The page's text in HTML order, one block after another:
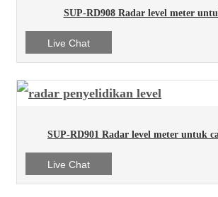
SUP-RD908 Radar level meter
Live Chat
SUP-RD901 Radar level meter untuk
Live Chat